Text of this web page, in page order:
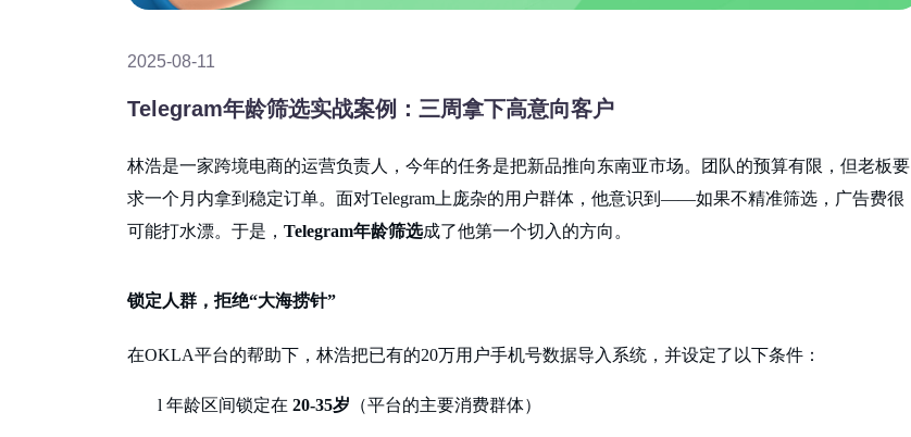
2025-08-11
Telegram年龄筛选实战案例：三周拿下高意向客户
林浩是一家跨境电商的运营负责人，今年的任务是把新品推向东南亚市场。团队的预算有限，但老板要
求一个月内拿到稳定订单。面对Telegram上庞杂的用户群体，他意识到——如果不精准筛选，广告费很
可能打水漂。于是， Telegram年龄筛选成了他第一个切入的方向。
锁定人群，拒绝“大海捞针”
在OKLA平台的帮助下，林浩把已有的20万用户手机号数据导入系统，并设定了以下条件：
l 年龄区间锁定在 20-35岁 （平台的主要消费群体）